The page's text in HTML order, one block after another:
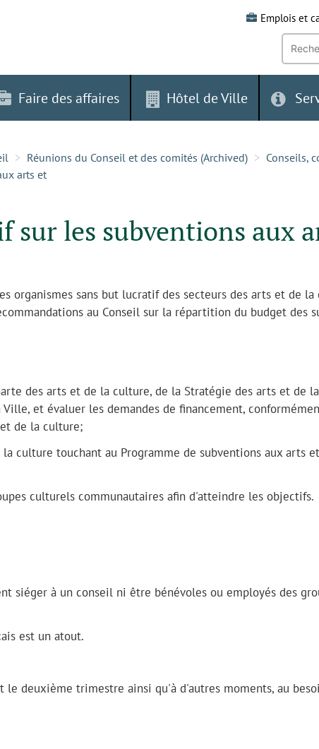
Emplois et
mot-
clé:
Faire des affaires Hôtel de Ville
Réunions du Conseil et des comités (Archived)
Conseils,
arts et
sur les subventions aux
organismes sans but lucratif des secteurs des arts et de la
au Conseil sur la répartition du budget des
des arts et de la culture, de la Stratégie des arts et de
et évaluer les demandes de financement,
et de la culture;
culture touchant au Programme de subventions aux arts
culturels communautaires afin d'atteindre les objectifs.
siéger à un conseil ni être bénévoles ou employés des
est un atout.
deuxième trimestre ainsi qu'à d'autres moments, au